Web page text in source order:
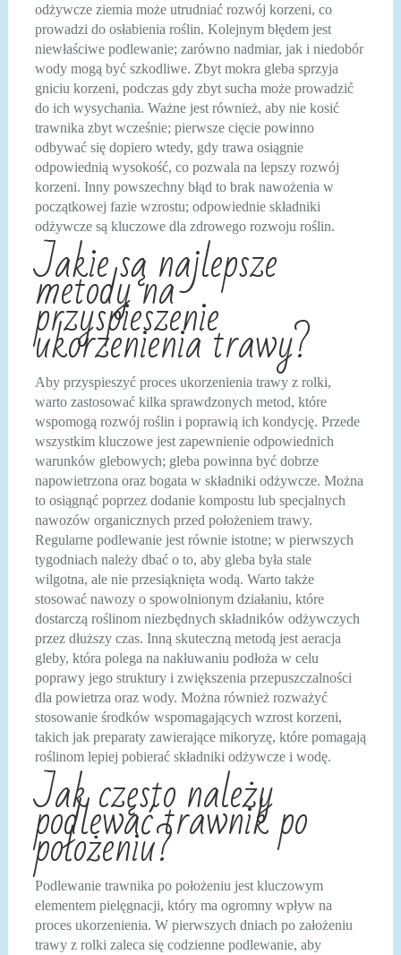
odżywcze ziemia może utrudniać rozwój korzeni, co
prowadzi do osłabienia roślin. Kolejnym błędem jest
niewłaściwe podlewanie; zarówno nadmiar, jak i niedobór
wody mogą być szkodliwe. Zbyt mokra gleba sprzyja
gniciu korzeni, podczas gdy zbyt sucha może prowadzić
do ich wysychania. Ważne jest również, aby nie kosić
trawnika zbyt wcześnie; pierwsze cięcie powinno
odbywać się dopiero wtedy, gdy trawa osiągnie
odpowiednią wysokość, co pozwala na lepszy rozwój
korzeni. Inny powszechny błąd to brak nawożenia w
początkowej fazie wzrostu; odpowiednie składniki
odżywcze są kluczowe dla zdrowego rozwoju roślin.
Jakie są najlepsze
metody na
przyspieszenie
ukorzenienia trawy?
Aby przyspieszyć proces ukorzenienia trawy z rolki,
warto zastosować kilka sprawdzonych metod, które
wspomogą rozwój roślin i poprawią ich kondycję. Przede
wszystkim kluczowe jest zapewnienie odpowiednich
warunków glebowych; gleba powinna być dobrze
napowietrzona oraz bogata w składniki odżywcze. Można
to osiągnąć poprzez dodanie kompostu lub specjalnych
nawozów organicznych przed położeniem trawy.
Regularne podlewanie jest równie istotne; w pierwszych
tygodniach należy dbać o to, aby gleba była stale
wilgotna, ale nie przesiąknięta wodą. Warto także
stosować nawozy o spowolnionym działaniu, które
dostarczą roślinom niezbędnych składników odżywczych
przez dłuższy czas. Inną skuteczną metodą jest aeracja
gleby, która polega na nakłuwaniu podłoża w celu
poprawy jego struktury i zwiększenia przepuszczalności
dla powietrza oraz wody. Można również rozważyć
stosowanie środków wspomagających wzrost korzeni,
takich jak preparaty zawierające mikoryzę, które pomagają
roślinom lepiej pobierać składniki odżywcze i wodę.
Jak często należy
podlewać trawnik po
położeniu?
Podlewanie trawnika po położeniu jest kluczowym
elementem pielęgnacji, który ma ogromny wpływ na
proces ukorzenienia. W pierwszych dniach po założeniu
trawy z rolki zaleca się codzienne podlewanie, aby